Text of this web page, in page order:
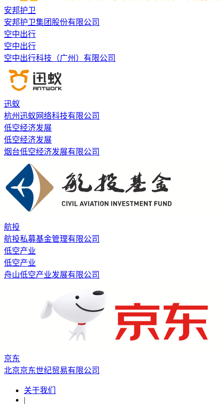
安邦护卫
安邦护卫集团股份有限公司
空中出行
空中出行
空中出行科技（广州）有限公司
迅蚁
杭州迅蚁网络科技有限公司
低空经济发展
低空经济发展
烟台低空经济发展有限公司
航投
航投私募基金管理有限公司
低空产业
低空产业
舟山低空产业发展有限公司
京东
北京京东世纪贸易有限公司
关于我们
|